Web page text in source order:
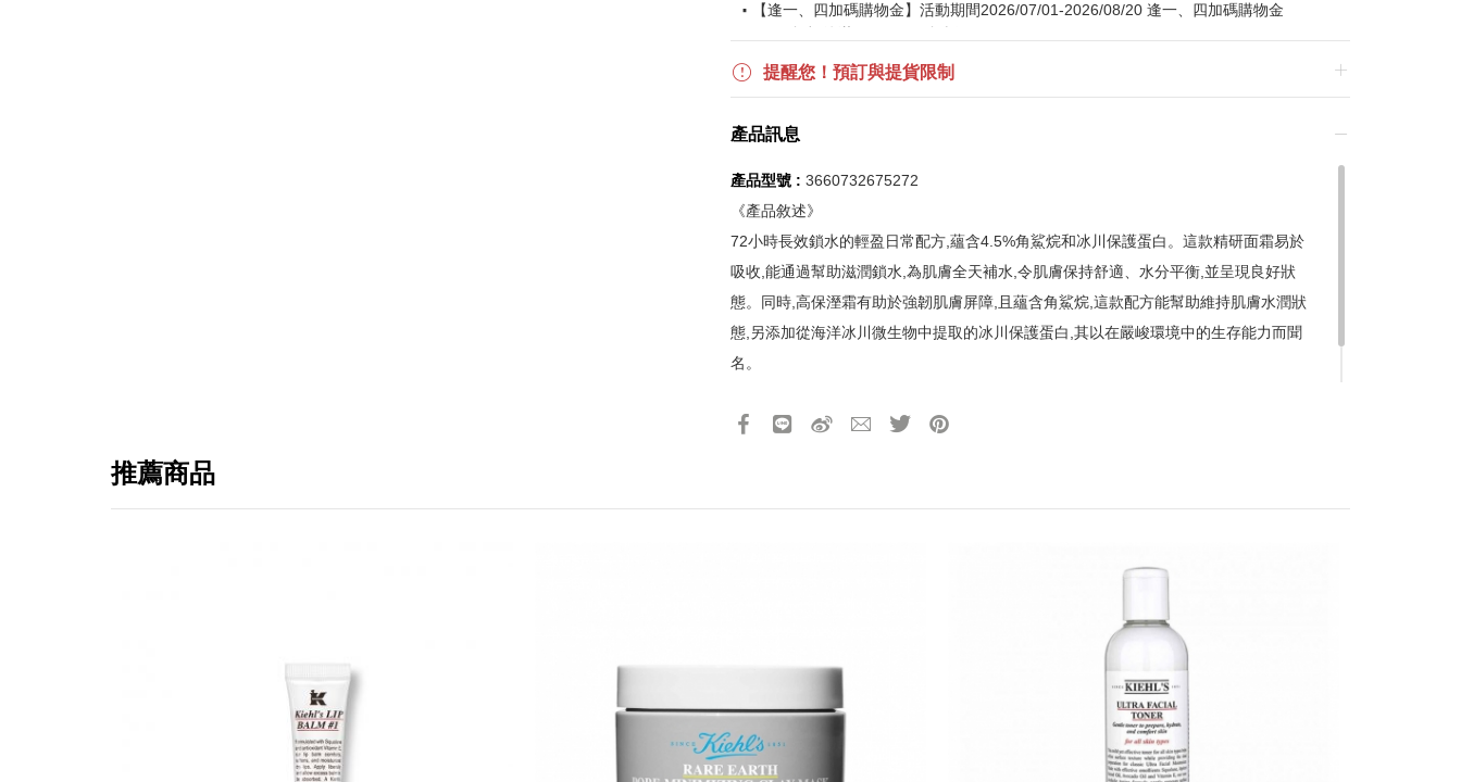
免稅品線上預訂服務限 國際線出境旅客使用
您必須登入才有辦法使用喜愛清單！
【逢一、四加碼購物金】活動期間2026/07/01-2026/08/20 逢一、四加碼購物金
活動詳情請參見
實際折扣金額以系統顯示為準
《網站活動限制說明》
所有活動皆訂單成立時間為準，贈品皆為數量有限，送完為止
所有活動皆以系統自動計算是否達到滿額優惠門檻，以系統計算為準
所有活動皆不可不同訂單相互累計
提醒您！預訂與提貨限制
產品訊息
產品型號 : 3660732675272
《產品敘述》
72小時長效鎖水的輕盈日常配方,蘊含4.5%角鯊烷和冰川保護蛋白。這款精研面霜易於
吸收,能通過幫助滋潤鎖水,為肌膚全天補水,令肌膚保持舒適、水分平衡,並呈現良好狀
態。同時,高保溼霜有助於強韌肌膚屏障,且蘊含角鯊烷,這款配方能幫助維持肌膚水潤狀
態,另添加從海洋冰川微生物中提取的冰川保護蛋白,其以在嚴峻環境中的生存能力而聞
名。
產品13碼代號
推薦商品